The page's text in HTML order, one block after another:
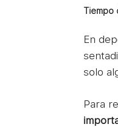
Tiempo
En
solo
Para